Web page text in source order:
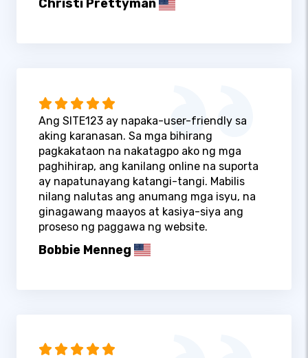
Christi Prettyman
Ang SITE123 ay napaka-user-friendly sa
aking karanasan. Sa mga bihirang
pagkakataon na nakatagpo ako ng mga
paghihirap, ang kanilang online na suporta
ay napatunayang katangi-tangi. Mabilis
nilang nalutas ang anumang mga isyu, na
ginagawang maayos at kasiya-siya ang
proseso ng paggawa ng website.
Bobbie Menneg